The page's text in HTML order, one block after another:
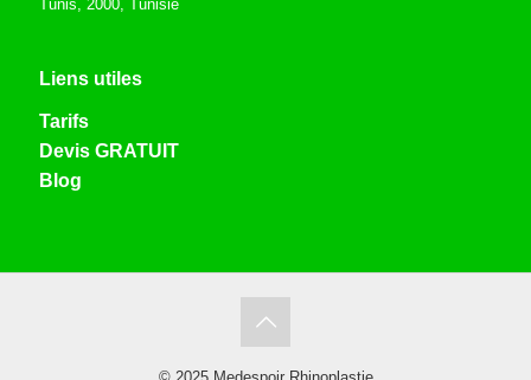
Tunis, 2000, Tunisie
Liens utiles
Tarifs
Devis GRATUIT
Blog